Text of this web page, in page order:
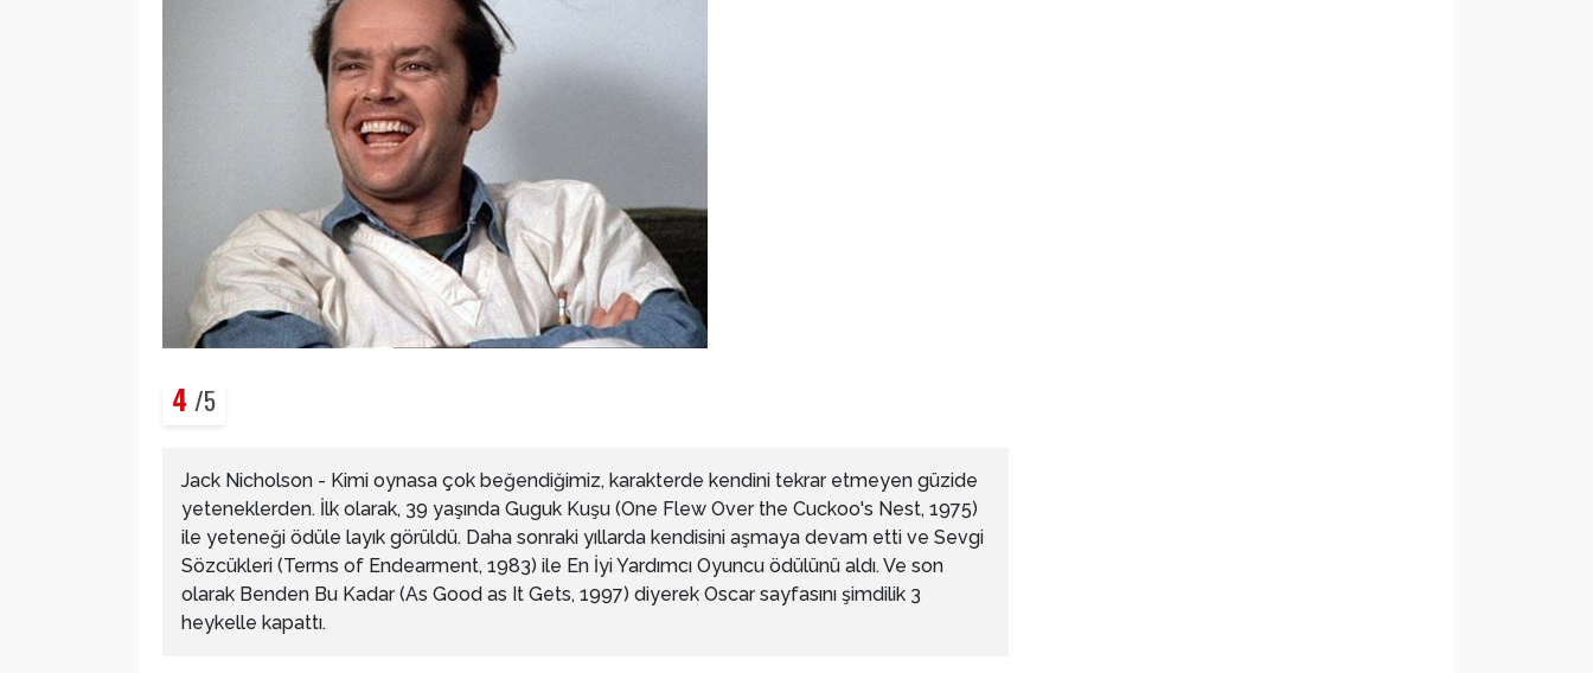
4 /5
Jack Nicholson - Kimi oynasa çok beğendiğimiz, karakterde kendini tekrar etmeyen güzide
yeteneklerden. İlk olarak, 39 yaşında Guguk Kuşu (One Flew Over the Cuckoo's Nest, 1975)
ile yeteneği ödüle layık görüldü. Daha sonraki yıllarda kendisini aşmaya devam etti ve Sevgi
Sözcükleri (Terms of Endearment, 1983) ile En İyi Yardımcı Oyuncu ödülünü aldı. Ve son
olarak Benden Bu Kadar (As Good as It Gets, 1997) diyerek Oscar sayfasını şimdilik 3
heykelle kapattı.